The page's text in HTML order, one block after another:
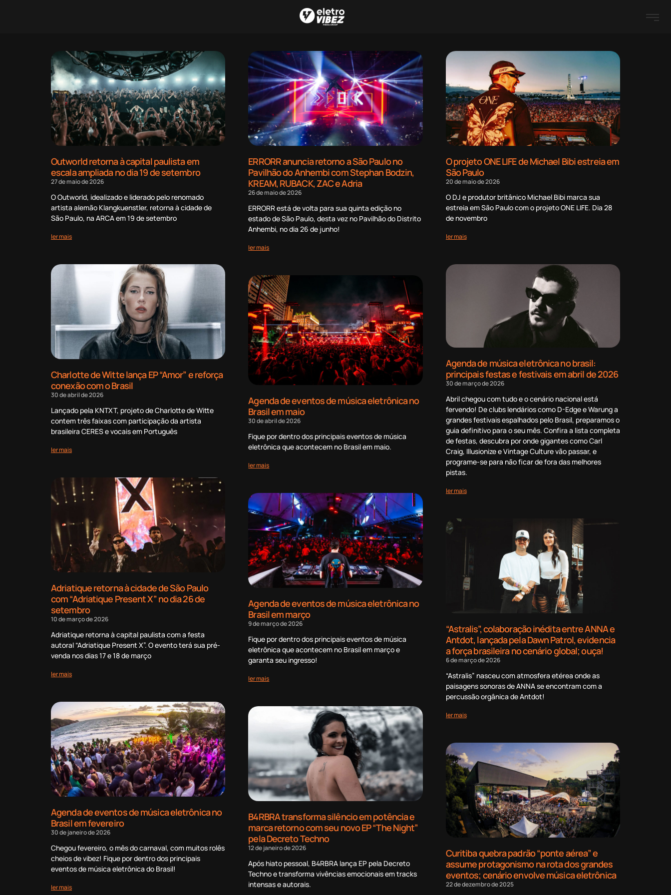
Outworld retorna à capital paulista em
escala ampliada no dia 19 de setembro
27 de maio de 2026
O Outworld, idealizado e liderado pelo renomado
artista alemão Klangkuenstler, retorna à cidade de
São Paulo, na ARCA em 19 de setembro
ler mais
ERRORR anuncia retorno a São Paulo no
Pavilhão do Anhembi com Stephan Bodzin,
KREAM, RUBACK, ZAC e Adria
26 de maio de 2026
ERRORR está de volta para sua quinta edição no
estado de São Paulo, desta vez no Pavilhão do Distrito
Anhembi, no dia 26 de junho!
ler mais
O projeto ONE LIFE de Michael Bibi estreia em
São Paulo
20 de maio de 2026
O DJ e produtor britânico Michael Bibi marca sua
estreia em São Paulo com o projeto ONE LIFE. Dia 28
de novembro
ler mais
Charlotte de Witte lança EP “Amor” e reforça
conexão com o Brasil
30 de abril de 2026
Lançado pela KNTXT, projeto de Charlotte de Witte
contem três faixas com participação da artista
brasileira CERES e vocais em Português
ler mais
Agenda de eventos de música eletrônica no
Brasil em maio
30 de abril de 2026
Fique por dentro dos principais eventos de música
eletrônica que acontecem no Brasil em maio.
ler mais
Agenda de música eletrônica no brasil:
principais festas e festivais em abril de 2026
30 de março de 2026
Abril chegou com tudo e o cenário nacional está
fervendo! De clubs lendários como D-Edge e Warung a
grandes festivais espalhados pelo Brasil, preparamos o
guia definitivo para o seu mês. Confira a lista completa
de festas, descubra por onde gigantes como Carl
Craig, Illusionize e Vintage Culture vão passar, e
programe-se para não ficar de fora das melhores
pistas.
ler mais
Adriatique retorna à cidade de São Paulo
com “Adriatique Present X” no dia 26 de
setembro
10 de março de 2026
Adriatique retorna à capital paulista com a festa
autoral “Adriatique Present X”. O evento terá sua pré-
venda nos dias 17 e 18 de março
ler mais
Agenda de eventos de música eletrônica no
Brasil em março
9 de março de 2026
Fique por dentro dos principais eventos de música
eletrônica que acontecem no Brasil em março e
garanta seu ingresso!
ler mais
“Astralis”, colaboração inédita entre ANNA e
Antdot, lançada pela Dawn Patrol, evidencia
a força brasileira no cenário global; ouça!
6 de março de 2026
“Astralis” nasceu com atmosfera etérea onde as
paisagens sonoras de ANNA se encontram com a
percussão orgânica de Antdot!
ler mais
Agenda de eventos de música eletrônica no
Brasil em fevereiro
30 de janeiro de 2026
Chegou fevereiro, o mês do carnaval, com muitos rolês
cheios de vibez! Fique por dentro dos principais
eventos de música eletrônica do Brasil!
ler mais
B4RBRA transforma silêncio em potência e
marca retorno com seu novo EP “The Night”
pela Decreto Techno
12 de janeiro de 2026
Após hiato pessoal, B4RBRA lança EP pela Decreto
Techno e transforma vivências emocionais em tracks
intensas e autorais.
Curitiba quebra padrão “ponte aérea” e
assume protagonismo na rota dos grandes
eventos; cenário envolve música eletrônica
22 de dezembro de 2025